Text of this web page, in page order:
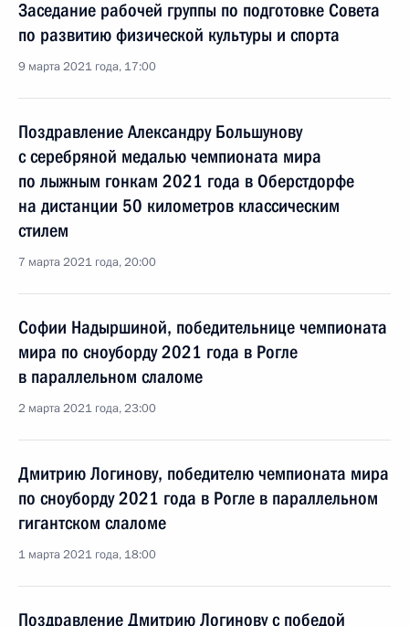
Заседание рабочей группы по подготовке Совета
по развитию физической культуры и спорта
9 марта 2021 года, 17:00
Поздравление Александру Большунову
с серебряной медалью чемпионата мира
по лыжным гонкам 2021 года в Оберстдорфе
на дистанции 50 километров классическим
стилем
7 марта 2021 года, 20:00
Софии Надыршиной, победительнице чемпионата
мира по сноуборду 2021 года в Рогле
в параллельном слаломе
2 марта 2021 года, 23:00
Дмитрию Логинову, победителю чемпионата мира
по сноуборду 2021 года в Рогле в параллельном
гигантском слаломе
1 марта 2021 года, 18:00
Поздравление Дмитрию Логинову с победой